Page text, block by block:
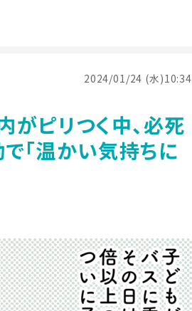
2024/01/24 (水)10:34
ピリつく中、必死
「温かい気持ちに